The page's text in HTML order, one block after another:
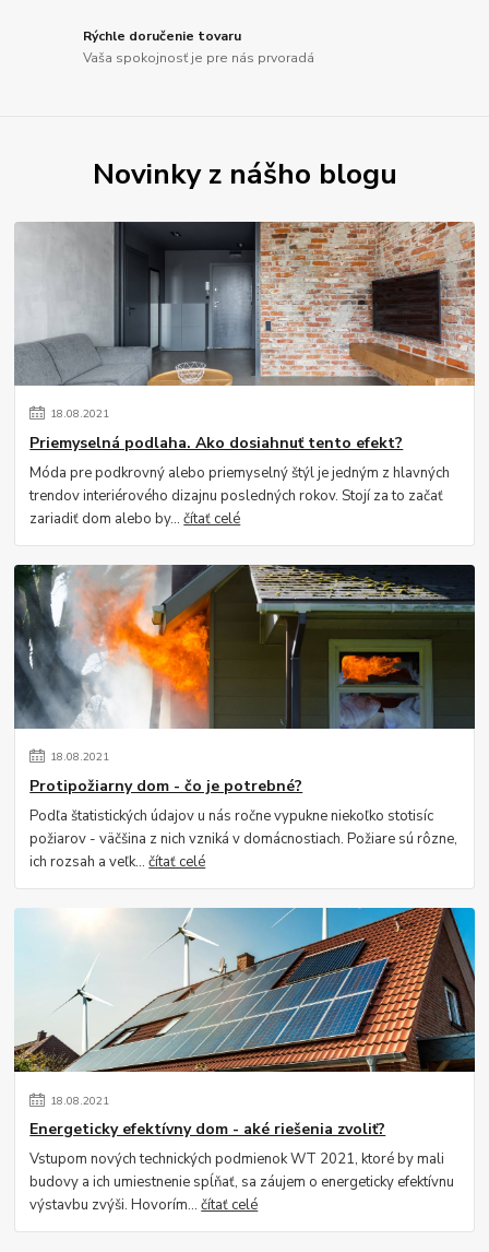
Rýchle doručenie tovaru
Vaša spokojnosť je pre nás prvoradá
Novinky z nášho blogu
18.08.2021
Priemyselná podlaha. Ako dosiahnuť tento efekt?
Móda pre podkrovný alebo priemyselný štýl je jedným z hlavných
trendov interiérového dizajnu posledných rokov. Stojí za to začať
zariadiť dom alebo by...čítať celé
18.08.2021
Protipožiarny dom - čo je potrebné?
Podľa štatistických údajov u nás ročne vypukne niekoľko stotisíc
požiarov - väčšina z nich vzniká v domácnostiach. Požiare sú rôzne,
ich rozsah a veľk...čítať celé
18.08.2021
Energeticky efektívny dom - aké riešenia zvoliť?
Vstupom nových technických podmienok WT 2021, ktoré by mali
budovy a ich umiestnenie spĺňať, sa záujem o energeticky efektívnu
výstavbu zvýši. Hovorím...čítať celé